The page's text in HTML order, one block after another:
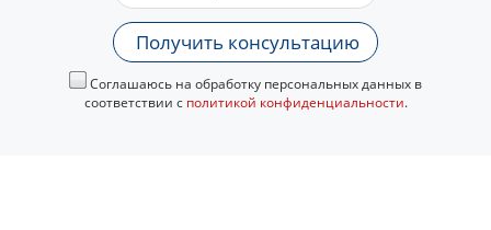
Получить консультацию
Соглашаюсь на обработку персональных данных в
соответствии с политикой конфиденциальности.